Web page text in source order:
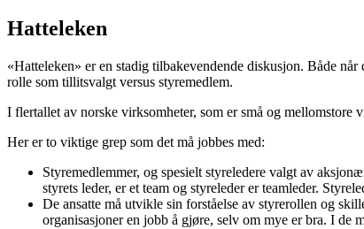
Hatteleken
«Hatteleken» er en stadig tilbakevendende diskusjon. Både
rolle som tillitsvalgt versus styremedlem.
I flertallet av norske virksomheter, som er små og
Her er to viktige grep som det må jobbes med:
Styremedlemmer, og spesielt styreledere valgt av
styrets leder, er et team og styreleder er teamleder.
De ansatte må utvikle sin forståelse av styrerollen og
organisasjoner en jobb å gjøre, selv om mye er bra. I